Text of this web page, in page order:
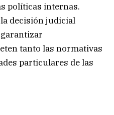
políticas internas.
decisión judicial
tanto las normativas
particulares de las